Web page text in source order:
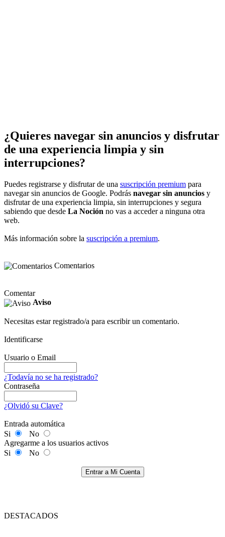
¿Quieres navegar sin anuncios y disfrutar
de una experiencia limpia y sin
interrupciones?
Puedes registrarse y disfrutar de una suscripción premium para
navegar sin anuncios de Google. Podrás navegar sin anuncios y
disfrutar de una experiencia limpia, sin interrupciones y segura
sabiendo que desde La Noción no vas a acceder a ninguna otra
web.
Más información sobre la suscripción a premium.
Comentarios
Comentar
Aviso
Necesitas estar registrado/a para escribir un comentario.
Identificarse
Usuario o Email
¿Todavía no se ha registrado?
Contraseña
¿Olvidó su Clave?
Entrada automática
Si
No
Agregarme a los usuarios activos
Si
No
Entrar a Mi Cuenta
DESTACADOS